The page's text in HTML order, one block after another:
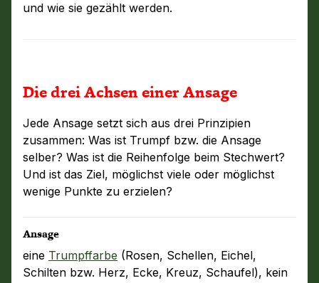
und wie sie gezählt werden.
Die drei Achsen einer Ansage
Jede Ansage setzt sich aus drei Prinzipien
zusammen: Was ist Trumpf bzw. die Ansage
selber? Was ist die Reihenfolge beim Stechwert?
Und ist das Ziel, möglichst viele oder möglichst
wenige Punkte zu erzielen?
Ansage
eine Trumpffarbe (Rosen, Schellen, Eichel,
Schilten bzw. Herz, Ecke, Kreuz, Schaufel), kein